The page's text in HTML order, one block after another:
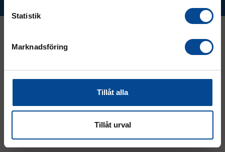
Statistik
Marknadsföring
Tillåt alla
Tillåt urval
info@micrologistic.com
support@micrologistic.com